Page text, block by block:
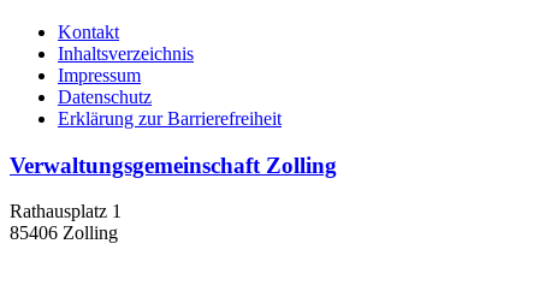
Kontakt
Inhaltsverzeichnis
Impressum
Datenschutz
Erklärung zur Barrierefreiheit
Verwaltungsgemeinschaft Zolling
Rathausplatz 1
85406 Zolling